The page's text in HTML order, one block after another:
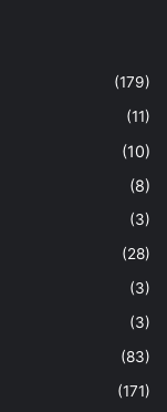
(179)
(11)
(10)
(8)
(3)
(28)
(3)
(3)
(83)
(171)